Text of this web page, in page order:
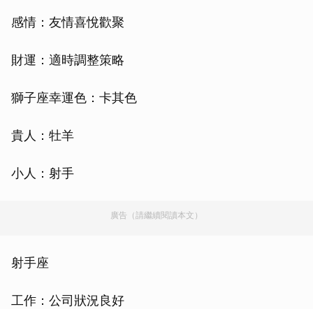
感情：友情喜悅歡聚
財運：適時調整策略
獅子座幸運色：卡其色
貴人：牡羊
小人：射手
廣告（請繼續閱讀本文）
射手座
工作：公司狀況良好